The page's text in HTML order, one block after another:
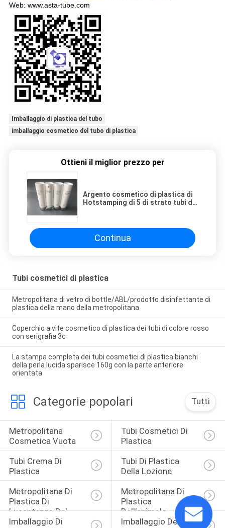
Web: www.asta-tube.com
Imballaggio di plastica del tubo
imballaggio cosmetico del tubo di plastica
Ottieni il miglior prezzo per
Argento cosmetico di plastica di
Hotstamping di 5 di strato tubi del
Continua
Tubi cosmetici di plastica
Metropolitana di vetro di bottle/ABL/prodotto disinfettante di
plastica della mano della metropolitana
Coperchio a vite cosmetico di plastica dei tubi di colore rosso
con serigrafia 3c
La stampa completa dei tubi cosmetici di plastica bianchi
della perla lucida sparisce 160g con la parte anteriore
orientata
Categorie popolari Tutti
Metropolitana
Cosmetica Vuota
Tubi Cosmetici Di
Plastica
Tubi Crema Di
Plastica
Tubi Di Plastica
Della Lozione
Metropolitana Di
Plastica Di
Lucentezza Del
Labbro
Metropolitana Di
Plastica
Dell'animale
Domestico
Imballaggio Di
Imballaggio Della